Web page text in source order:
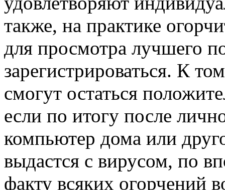
также, на практике
для просмотра лучшего
зарегистрироваться. К
смогут остаться
если по итогу после
компьютер дома или
выдастся с вирусом, по
факту всяких огорчений